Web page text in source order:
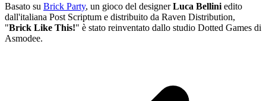
Basato su Brick Party, un gioco del designerLuca Bellini edito
dall'italiana Post Scriptum e distribuito da Raven Distribution,
"Brick Like This!" è stato reinventato dallo studio Dotted Games di
Asmodee.